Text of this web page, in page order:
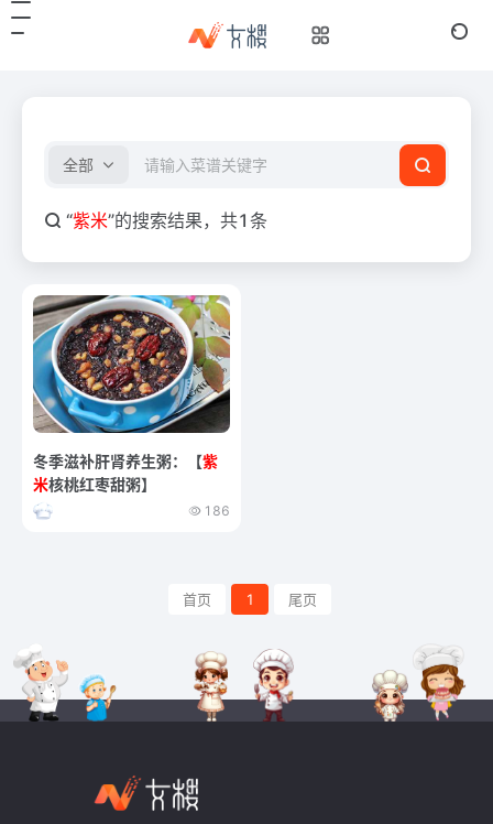
全部
“紫米”的搜索结果，共1条
冬季滋补肝肾养生粥：【紫
米核桃红枣甜粥】
186
首页 1 尾页